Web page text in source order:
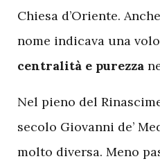
Chiesa d’Oriente.
nome indicava una
centralità e purezza
Nel pieno del
secolo Giovanni de’
molto diversa. Meno